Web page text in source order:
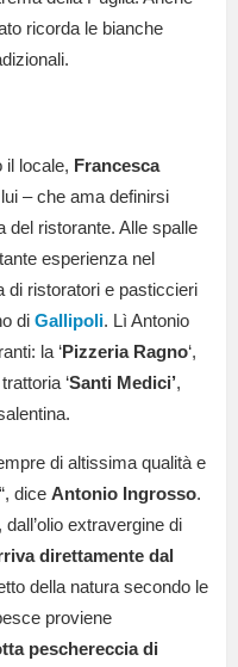
ricorda le bianche
il locale, Francesca
lui – che ama definirsi
ristorante. Alle spalle
esperienza nel
di ristoratori e pasticcieri
di Gallipoli. Lì Antonio
la ‘Pizzeria Ragno‘,
‘Santi Medici’,
di altissima qualità e
“, dice Antonio Ingrosso.
extravergine di
direttamente dal
della natura secondo le
proviene
peschereccia di